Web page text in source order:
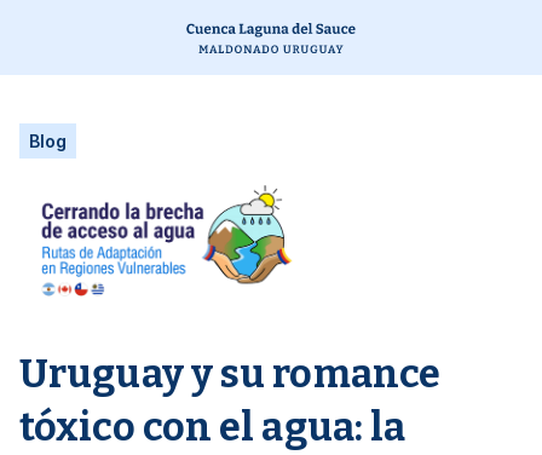
Blog
Uruguay y su romance
tóxico con el agua: la